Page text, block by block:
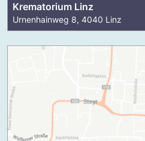
Krematorium Linz
Urnenhainweg 8, 4040 Linz